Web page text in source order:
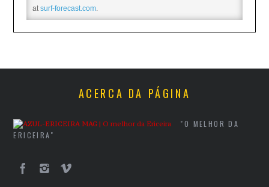
at surf-forecast.com.
ACERCA DA PÁGINA
"O MELHOR DA
ERICEIRA"